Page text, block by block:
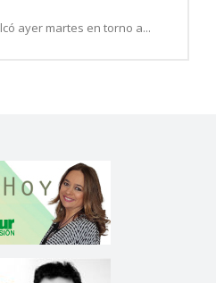
ayer martes en torno a...